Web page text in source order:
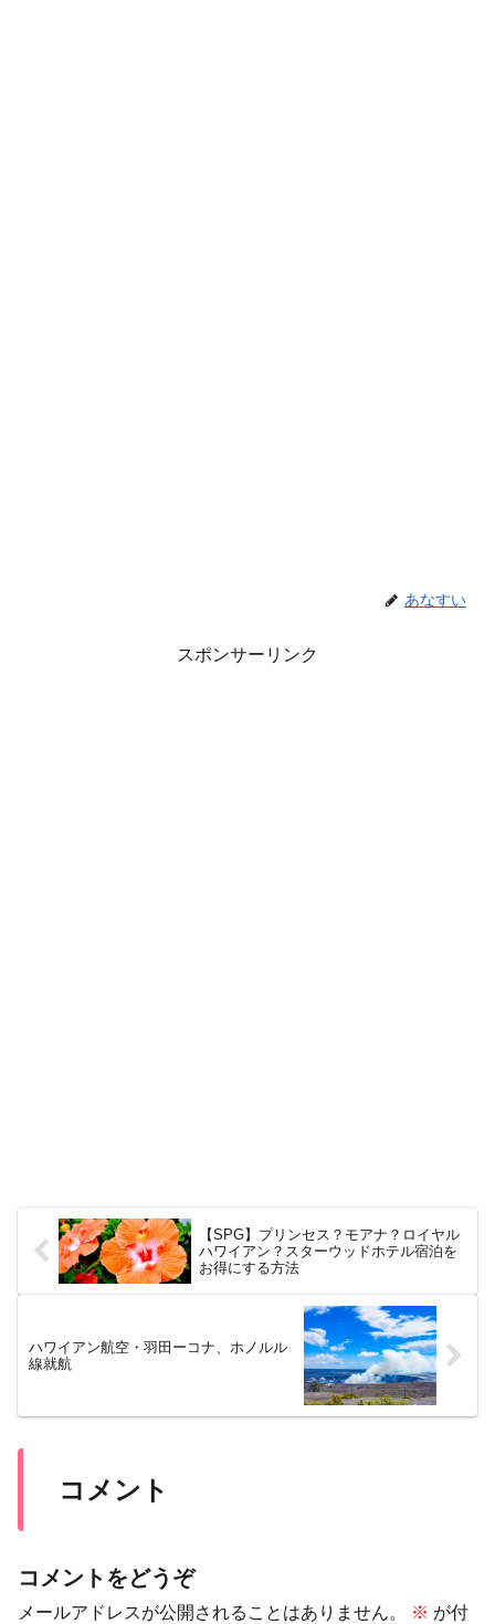
あなすい
スポンサーリンク
【SPG】プリンセス？モアナ？ロイヤル
ハワイアン？スターウッドホテル宿泊を
お得にする方法
ハワイアン航空・羽田ーコナ、ホノルル
線就航
コメント
コメントをどうぞ
メールアドレスが公開されることはありません。 ※ が付